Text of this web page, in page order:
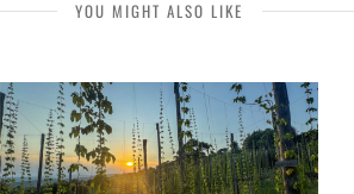
YOU MIGHT ALSO LIKE